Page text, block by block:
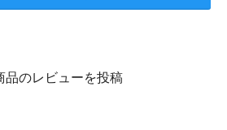
品のレビューを投稿